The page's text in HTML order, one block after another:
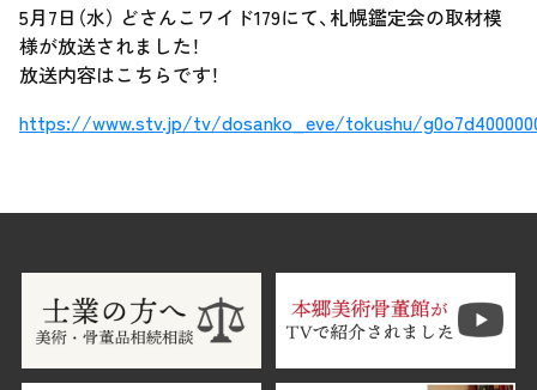
5月7日（水） どさんこワイド179にて、札幌鑑定会の取材模
様が放送されました！
放送内容はこちらです！
https://www.stv.jp/tv/dosanko_eve/tokushu/